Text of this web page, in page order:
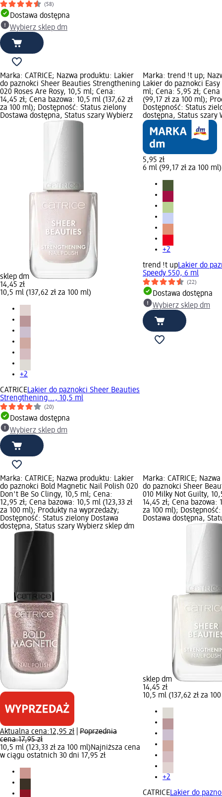
(58)
Dostawa dostępna
Wybierz sklep dm
Marka: CATRICE; Nazwa produktu: Lakier
do paznokci Sheer Beauties Strengthening
020 Roses Are Rosy, 10,5 ml; Cena:
14,45 zł; Cena bazowa: 10,5 ml (137,62 zł
za 100 ml); Dostępność: Status zielony
Dostawa dostępna, Status szary Wybierz
sklep dm
14,45 zł
10,5 ml (137,62 zł za 100 ml)
+2
CATRICELakier do paznokci Sheer Beauties
Strengthening..., 10,5 ml
(20)
Dostawa dostępna
Wybierz sklep dm
Marka: trend !t up;
Lakier do paznokci
ml; Cena: 5,95 zł;
(99,17 zł za 100 ml);
Dostępność: Status
dostępna, Status szary
5,95 zł
6 ml (99,17 zł za 100 ml)
+2
trend !t upLakier do
Speedy 550, 6 ml
(22)
Dostawa dostępna
Wybierz sklep dm
Marka: CATRICE; Nazwa produktu: Lakier
do paznokci Bold Magnetic Nail Polish 020
Don't Be So Clingy, 10,5 ml; Cena:
12,95 zł; Cena bazowa: 10,5 ml (123,33 zł
za 100 ml); Produkty na wyprzedaży;
Dostępność: Status zielony Dostawa
dostępna, Status szary Wybierz sklep dm
Aktualna cena:12,95 zł
Poprzednia
cena:17,95 zł
10,5 ml (123,33 zł za 100 ml)Najniższa cena
w ciągu ostatnich 30 dni 17,95 zł
Marka: CATRICE;
do paznokci Sheer
010 Milky Not Guilty,
14,45 zł; Cena bazowa:
za 100 ml);
Dostawa dostępna,
sklep dm
14,45 zł
10,5 ml (137,62 zł za
+2
CATRICELakier do